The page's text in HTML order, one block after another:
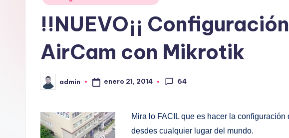
!!NUEVO¡¡
AirCam con Mikrotik
Publicado
por
admin enero 21, 2014 64
Mira lo FACIL que es hacer la
desdes cualquier lugar del mundo.